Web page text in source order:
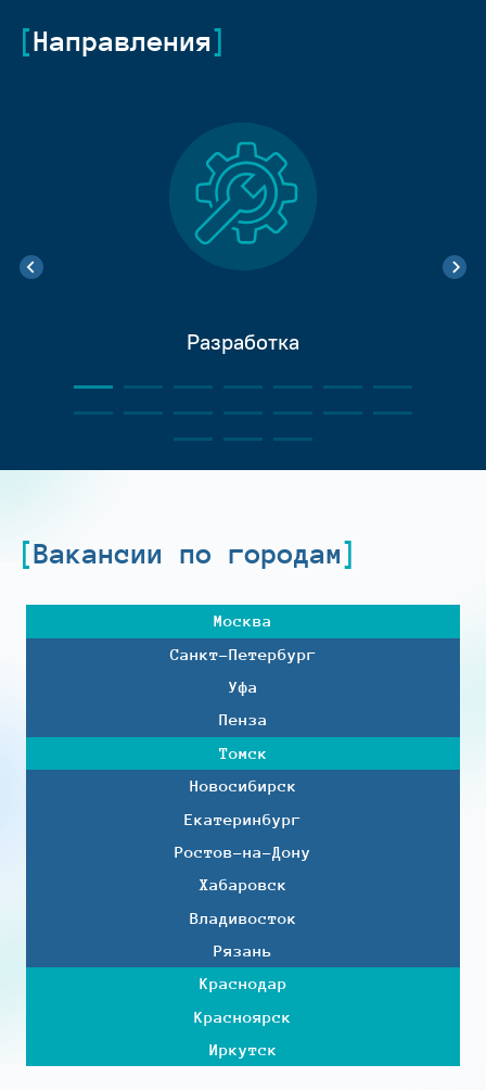
Направления
Разработка
Вакансии по городам
Москва
Санкт-Петербург
Уфа
Пенза
Томск
Новосибирск
Екатеринбург
Ростов-на-Дону
Хабаровск
Владивосток
Рязань
Краснодар
Красноярск
Иркутск